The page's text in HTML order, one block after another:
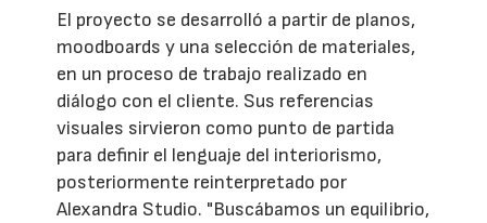
El proyecto se desarrolló a partir de planos,
moodboards y una selección de materiales,
en un proceso de trabajo realizado en
diálogo con el cliente. Sus referencias
visuales sirvieron como punto de partida
para definir el lenguaje del interiorismo,
posteriormente reinterpretado por
Alexandra Studio. "Buscábamos un equilibrio,